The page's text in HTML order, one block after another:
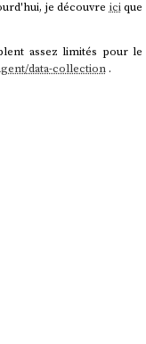
je découvre icique
assez limités pour le
data-collection.